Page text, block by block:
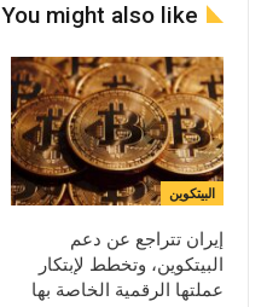
You might also like
البيتكوين
إيران تتراجع عن دعم
البيتكوين، وتخطط لإبتكار
عملتها الرقمية الخاصة بها